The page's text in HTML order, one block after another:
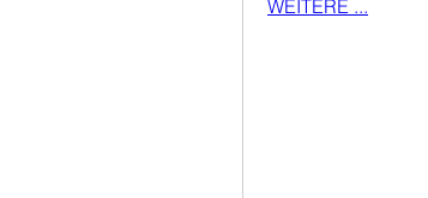
WEITERE ...